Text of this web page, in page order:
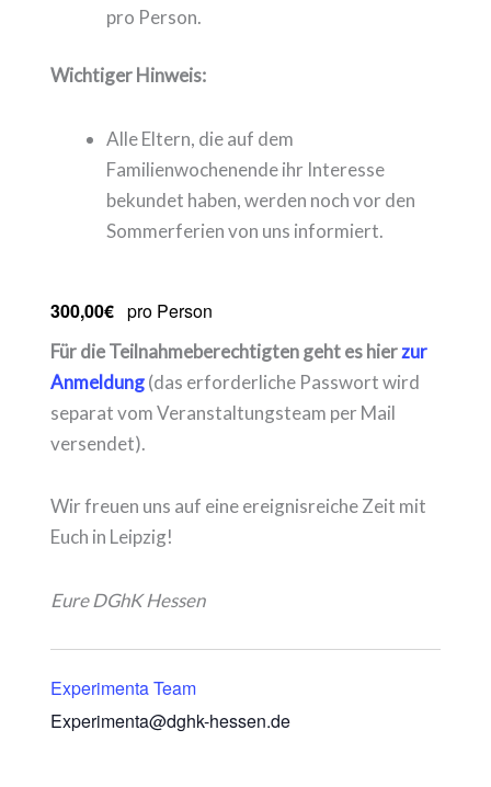
pro Person.
Wichtiger Hinweis:
Alle Eltern, die auf dem
Familienwochenende ihr Interesse
bekundet haben, werden noch vor den
Sommerferien von uns informiert.
300,00€ pro Person
Für die Teilnahmeberechtigten geht es hierzur
Anmeldung(das erforderliche Passwort wird
separat vom Veranstaltungsteam per Mail
versendet).
Wir freuen uns auf eine ereignisreiche Zeit mit
Euch in Leipzig!
Eure DGhK Hessen
Experimenta Team
Experimenta@dghk-hessen.de